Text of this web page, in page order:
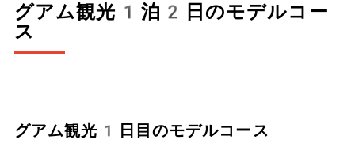
グアム観光1泊2日のモデルコー
ス
グアム観光1日目のモデルコース